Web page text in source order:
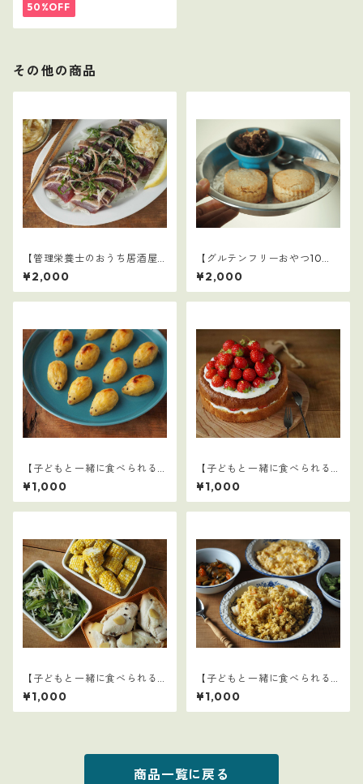
50%OFF
その他の商品
【管理栄養士のおうち居酒屋1
0選】4
¥2,000
【グルテンフリーおやつ10
選】2
¥2,000
【子どもと一緒に食べられる
ごはん】6
¥1,000
【子どもと一緒に食べられる
ごはん】21
¥1,000
【子どもと一緒に食べられる
ごはん】2
¥1,000
【子どもと一緒に食べられる
ごはん】20
¥1,000
商品一覧に戻る